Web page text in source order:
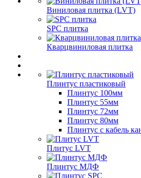
Виниловая плитка (LVT)
SPC плитка
Кварцвиниловая плитка
Плинтус пластиковый
Плинтус 100мм
Плинтус 55мм
Плинтус 72мм
Плинтус 80мм
Плинтус с кабель
Плитус LVT
Плинтус МДФ